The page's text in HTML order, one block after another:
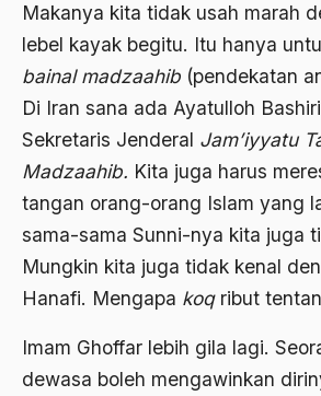
Makanya kita tidak usah marah
lebel kayak begitu. Itu hanya
bainal madzaahib (pendekatan
Di Iran sana ada Ayatulloh
Sekretaris Jenderal Jam’iyyatu
Madzaahib. Kita juga harus
tangan orang-orang Islam yang
sama-sama Sunni-nya kita juga
Mungkin kita juga tidak kenal
Hanafi. Mengapa koqribut
Imam Ghoffar lebih gila lagi.
dewasa boleh mengawinkan
apa yang kau cari palupi
Aparat Keamanan
APEC
Apel Akbar NU
Ar-Raniry
arab
arafat